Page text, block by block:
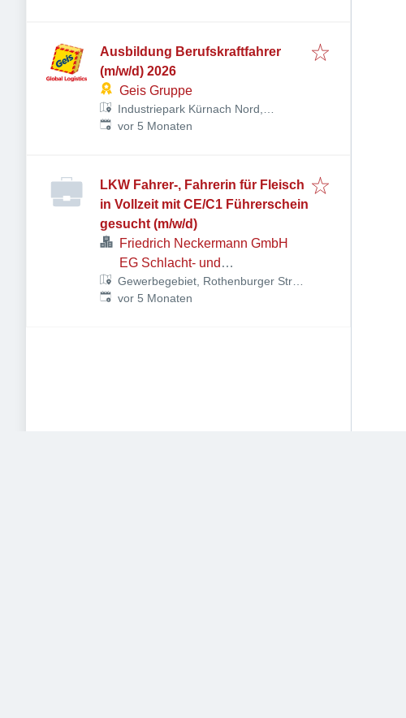
Ausbildung Berufskraftfahrer
(m/w/d) 2026
Geis Gruppe
Industriepark Kürnach Nord,
Industriepark 7-11, 97273 Kürnach,
Veröffentlicht:
vor 5 Monaten
LKW Fahrer-, Fahrerin für Fleisch
in Vollzeit mit CE/C1 Führerschein
gesucht (m/w/d)
Friedrich Neckermann GmbH
EG Schlacht- und
Zerlegebetrieb
Gewerbegebiet, Rothenburger Str.
1, 97239 Aub, Deutschland
Veröffentlicht:
vor 5 Monaten